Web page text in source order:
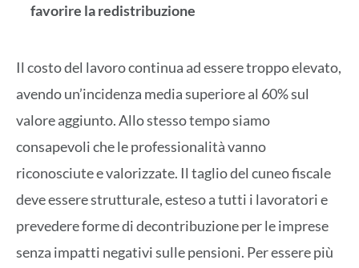
favorire la redistribuzione
Il costo del lavoro continua ad essere troppo elevato,
avendo un’incidenza media superiore al 60% sul
valore aggiunto. Allo stesso tempo siamo
consapevoli che le professionalità vanno
riconosciute e valorizzate. Il taglio del cuneo fiscale
deve essere strutturale, esteso a tutti i lavoratori e
prevedere forme di decontribuzione per le imprese
senza impatti negativi sulle pensioni. Per essere più